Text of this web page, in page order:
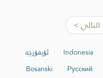
التالي >
Indonesia
ئۇيغۇرچە
Русский
Bosanski